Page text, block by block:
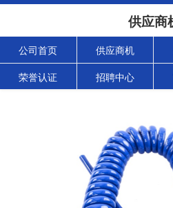
供应商
公司首页 供应商机
荣誉认证 招聘中心